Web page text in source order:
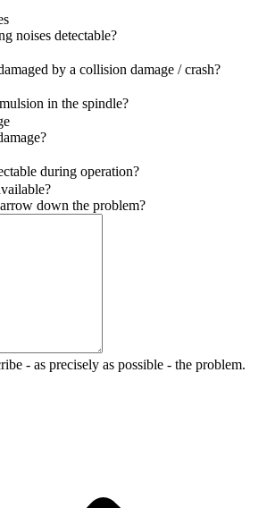
noises detectable?
by a collision damage / crash?
in the spindle?
during operation?
down the problem?
- as precisely as possible - the problem.